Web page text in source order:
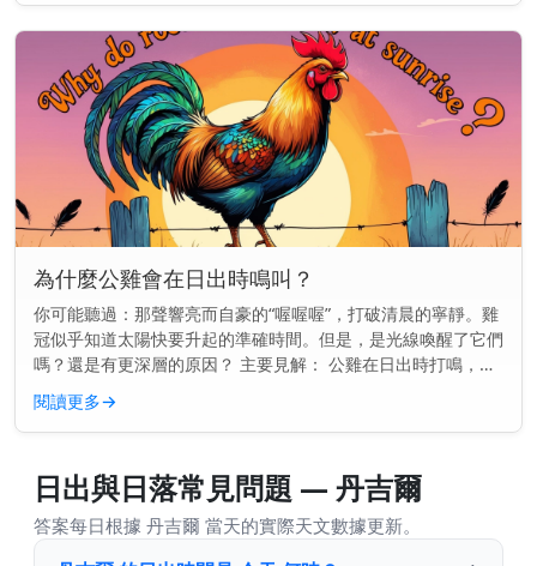
為什麼公雞會在日出時鳴叫？
你可能聽過：那聲響亮而自豪的“喔喔喔”，打破清晨的寧靜。雞
冠似乎知道太陽快要升起的準確時間。但是，是光線喚醒了它們
嗎？還是有更深層的原因？ 主要見解： 公雞在日出時打鳴，是
因為它們的內在生物鐘告訴它們該是時候了——甚至在第一縷光
線出現之前。...
閱讀更多→
日出與日落常見問題 — 丹吉爾
答案每日根據 丹吉爾 當天的實際天文數據更新。